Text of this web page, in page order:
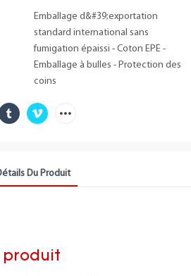
Emballage d&#39;exportation
standard international sans
fumigation épaissi - Coton EPE -
Emballage à bulles - Protection des
coins
Du Produit
produit